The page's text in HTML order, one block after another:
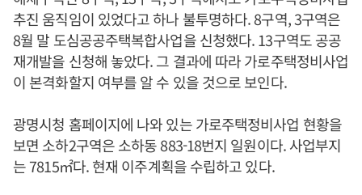
추진 움직임이 있었다고 하나 불투명하다. 8구역, 3구역은
8월 말 도심공공주택복합사업을 신청했다. 13구역도 공공
재개발을 신청해 놓았다. 그 결과에 따라 가로주택정비사업
이 본격화할지 여부를 알 수 있을 것으로 보인다.
광명시청 홈페이지에 나와 있는 가로주택정비사업 현황을
보면 소하2구역은 소하동 883-18번지 일원이다. 사업부지
는 7815㎡다. 현재 이주계획을 수립하고 있다.